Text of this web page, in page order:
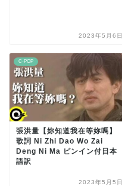
2023年5月6日
C-POP
張洪量【妳知道我在等妳嗎】
歌詞 Ni Zhi Dao Wo Zai
Deng Ni Ma ピンイン付日本
語訳
2023年5月5日